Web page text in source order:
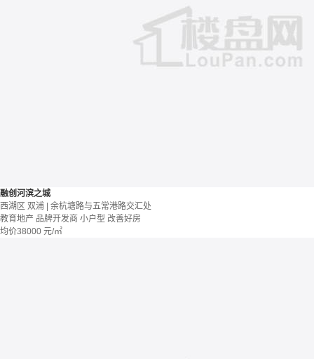
融创河滨之城
西湖区 双浦 | 余杭塘路与五常港路交汇处
教育地产 品牌开发商 小户型 改善好房
均价38000 元/㎡